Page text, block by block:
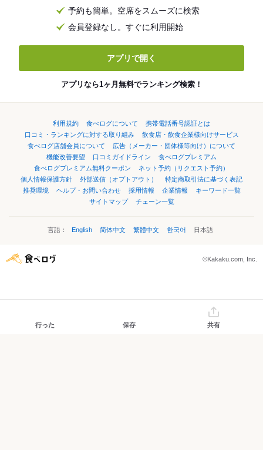
予約も簡単。空席をスムーズに検索
会員登録なし。すぐに利用開始
アプリで開く
アプリなら1ヶ月無料でランキング検索！
利用規約 食べログについて
携帯電話番号認証とは
口コミ・ランキングに対する取り組み
飲食店・飲食企業様向けサービス
食べログ店舗会員について
広告（メーカー・団体様等向け）について
機能改善要望
口コミガイドライン
食べログプレミアム
食べログプレミアム無料クーポン
ネット予約（リクエスト予約）
個人情報保護方針
外部送信（オプトアウト）
特定商取引法に基づく表記
推奨環境
ヘルプ・お問い合わせ 採用情報 企業情報
キーワード一覧
サイトマップ
チェーン一覧
言語： English 简体中文 繁體中文 한국어 日本語
©Kakaku.com, Inc.
行った 保存 共有